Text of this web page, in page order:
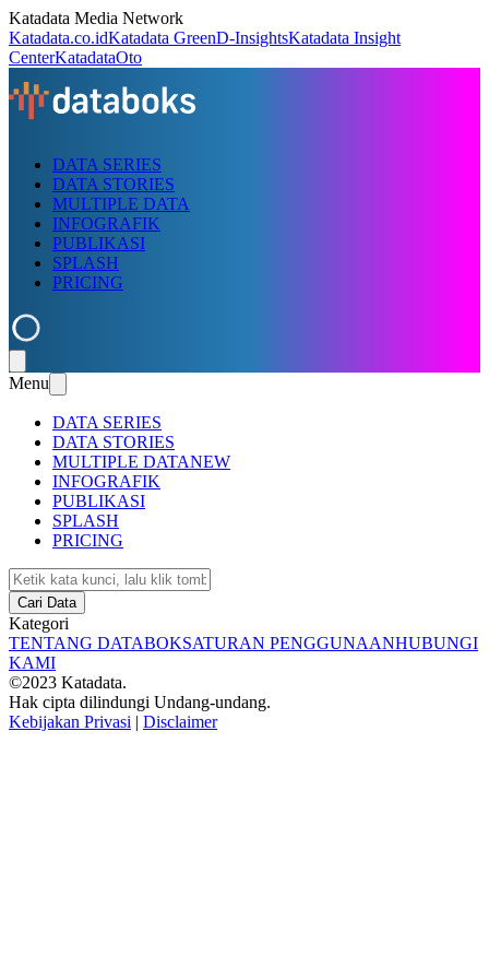
Katadata Media Network
Katadata.co.idKatadata GreenD-InsightsKatadata Insight
CenterKatadataOto
DATA SERIES
DATA STORIES
MULTIPLE DATA
INFOGRAFIK
PUBLIKASI
SPLASH
PRICING
Menu
DATA SERIES
DATA STORIES
MULTIPLE DATANEW
INFOGRAFIK
PUBLIKASI
SPLASH
PRICING
Cari Data
Kategori
TENTANG DATABOKSATURAN PENGGUNAANHUBUNGI
KAMI
©2023 Katadata.
Hak cipta dilindungi Undang-undang.
Kebijakan Privasi | Disclaimer